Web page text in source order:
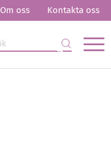
Om oss Kontakta oss